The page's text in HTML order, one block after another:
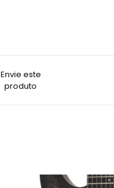
Envie este
produto